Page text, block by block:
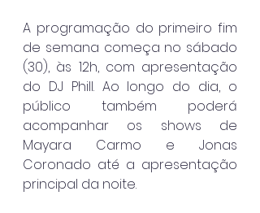
A programação do primeiro fim
de semana começa no sábado
(30), às 12h, com apresentação
do DJ Phill. Ao longo do dia, o
público também poderá
acompanhar os shows de
Mayara Carmo e Jonas
Coronado até a apresentação
principal da noite.